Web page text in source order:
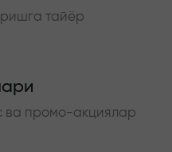
тайёр
ва промо-акциялар